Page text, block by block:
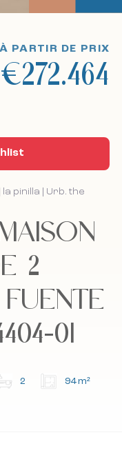
la politique de
la politique de
la pinilla | Urb. the
2
01
2 94 m²
À PARTIR DE PRIX
€272.464